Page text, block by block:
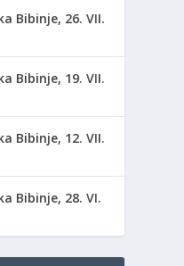
Bibinje, 26. VII.
Bibinje, 19. VII.
Bibinje, 12. VII.
Bibinje, 28. VI.